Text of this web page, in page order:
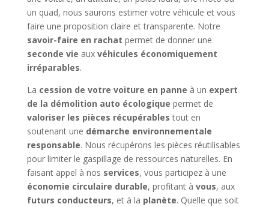
un quad, nous saurons estimer votre véhicule et vous
faire une proposition claire et transparente. Notre
savoir-faire en rachat permet de donner une
seconde vie aux véhicules économiquement
irréparables.
La cession de votre voiture en panne à un expert
de la démolition auto écologique permet de
valoriser les pièces récupérables tout en
soutenant une démarche environnementale
responsable. Nous récupérons les pièces réutilisables
pour limiter le gaspillage de ressources naturelles. En
faisant appel à nos services, vous participez à une
économie circulaire durable, profitant à vous, aux
futurs conducteurs, et à la planète. Quelle que soit